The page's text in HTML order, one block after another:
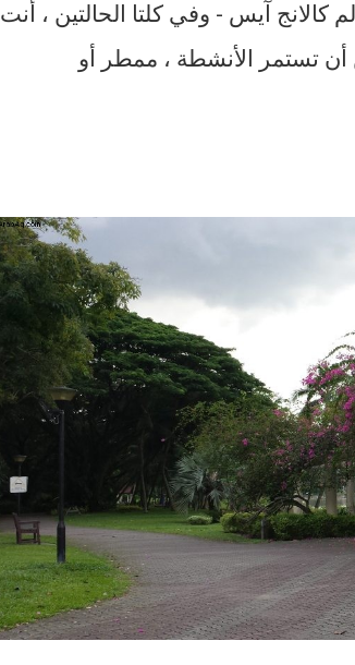
كالانج آيس - وفي كلتا الحالتين ، أنت
تستمر الأنشطة ، ممطر أو